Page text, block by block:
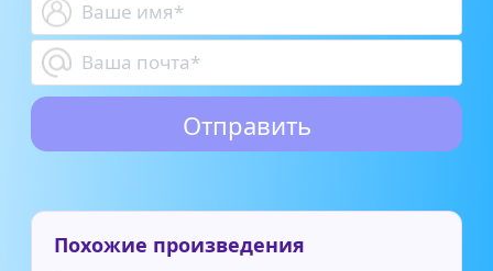
Похожие произведения